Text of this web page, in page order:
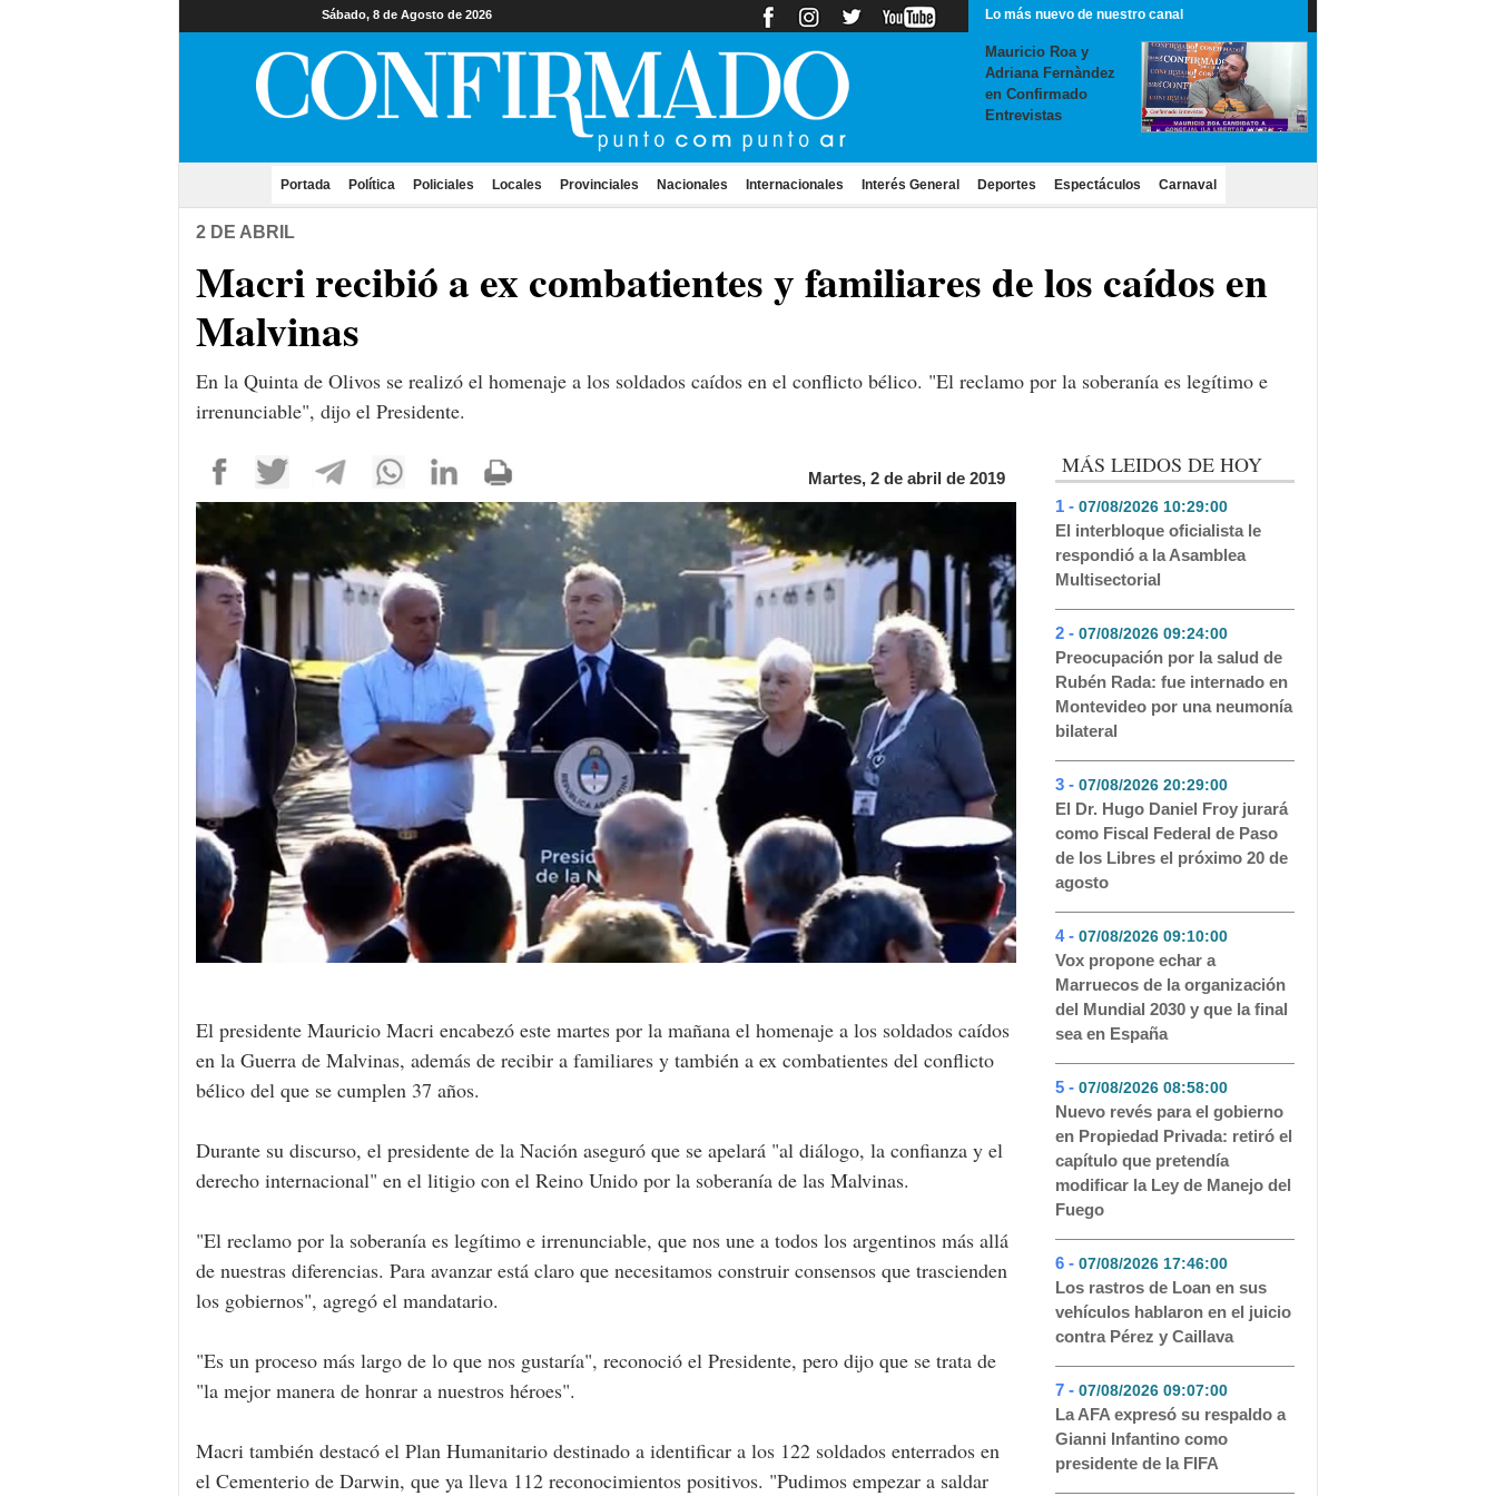
Sábado, 8 de Agosto de 2026 Lo más nuevo de nuestro canal
Mauricio Roa y
Adriana Fernàndez
en Confirmado
Entrevistas
Portada(current)
Política Policiales Locales Provinciales Nacionales Internacionales Interés General Deportes Espectáculos Carnaval
2 DE ABRIL
Macri recibió a ex combatientes y familiares de los caídos en
Malvinas
En la Quinta de Olivos se realizó el homenaje a los soldados caídos en el conflicto bélico. "El reclamo por la soberanía es legítimo e
irrenunciable", dijo el Presidente.
Martes, 2 de abril de 2019
El presidente Mauricio Macri encabezó este martes por la mañana el homenaje a los soldados caídos
en la Guerra de Malvinas, además de recibir a familiares y también a ex combatientes del conflicto
bélico del que se cumplen 37 años.
Durante su discurso, el presidente de la Nación aseguró que se apelará "al diálogo, la confianza y el
derecho internacional" en el litigio con el Reino Unido por la soberanía de las Malvinas.
"El reclamo por la soberanía es legítimo e irrenunciable, que nos une a todos los argentinos más allá
de nuestras diferencias. Para avanzar está claro que necesitamos construir consensos que trascienden
los gobiernos", agregó el mandatario.
"Es un proceso más largo de lo que nos gustaría", reconoció el Presidente, pero dijo que se trata de
"la mejor manera de honrar a nuestros héroes".
Macri también destacó el Plan Humanitario destinado a identificar a los 122 soldados enterrados en
el Cementerio de Darwin, que ya lleva 112 reconocimientos positivos. "Pudimos empezar a saldar
MÁS LEIDOS DE HOY
1 - 07/08/2026 10:29:00- 235
El interbloque oficialista le
respondió a la Asamblea
Multisectorial
2 - 07/08/2026 09:24:00- 189
Preocupación por la salud de
Rubén Rada: fue internado en
Montevideo por una neumonía
bilateral
3 - 07/08/2026 20:29:00- 108
El Dr. Hugo Daniel Froy jurará
como Fiscal Federal de Paso
de los Libres el próximo 20 de
agosto
4 - 07/08/2026 09:10:00- 73
Vox propone echar a
Marruecos de la organización
del Mundial 2030 y que la final
sea en España
5 - 07/08/2026 08:58:00- 60
Nuevo revés para el gobierno
en Propiedad Privada: retiró el
capítulo que pretendía
modificar la Ley de Manejo del
Fuego
6 - 07/08/2026 17:46:00- 60
Los rastros de Loan en sus
vehículos hablaron en el juicio
contra Pérez y Caillava
7 - 07/08/2026 09:07:00- 53
La AFA expresó su respaldo a
Gianni Infantino como
presidente de la FIFA